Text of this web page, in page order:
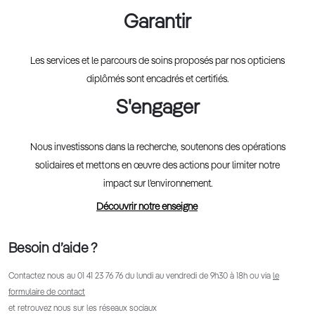
Garantir
Les services et le parcours de soins proposés par nos opticiens
diplômés sont encadrés et certifiés.
S'engager
Nous investissons dans la recherche, soutenons des opérations
solidaires et mettons en œuvre des actions pour limiter notre
impact sur l’environnement.
Découvrir notre enseigne
Besoin d’aide ?
Contactez nous au 01 41 23 76 76 du lundi au vendredi de 9h30 à 18h ou via le
formulaire de contact
et retrouvez nous sur les réseaux sociaux